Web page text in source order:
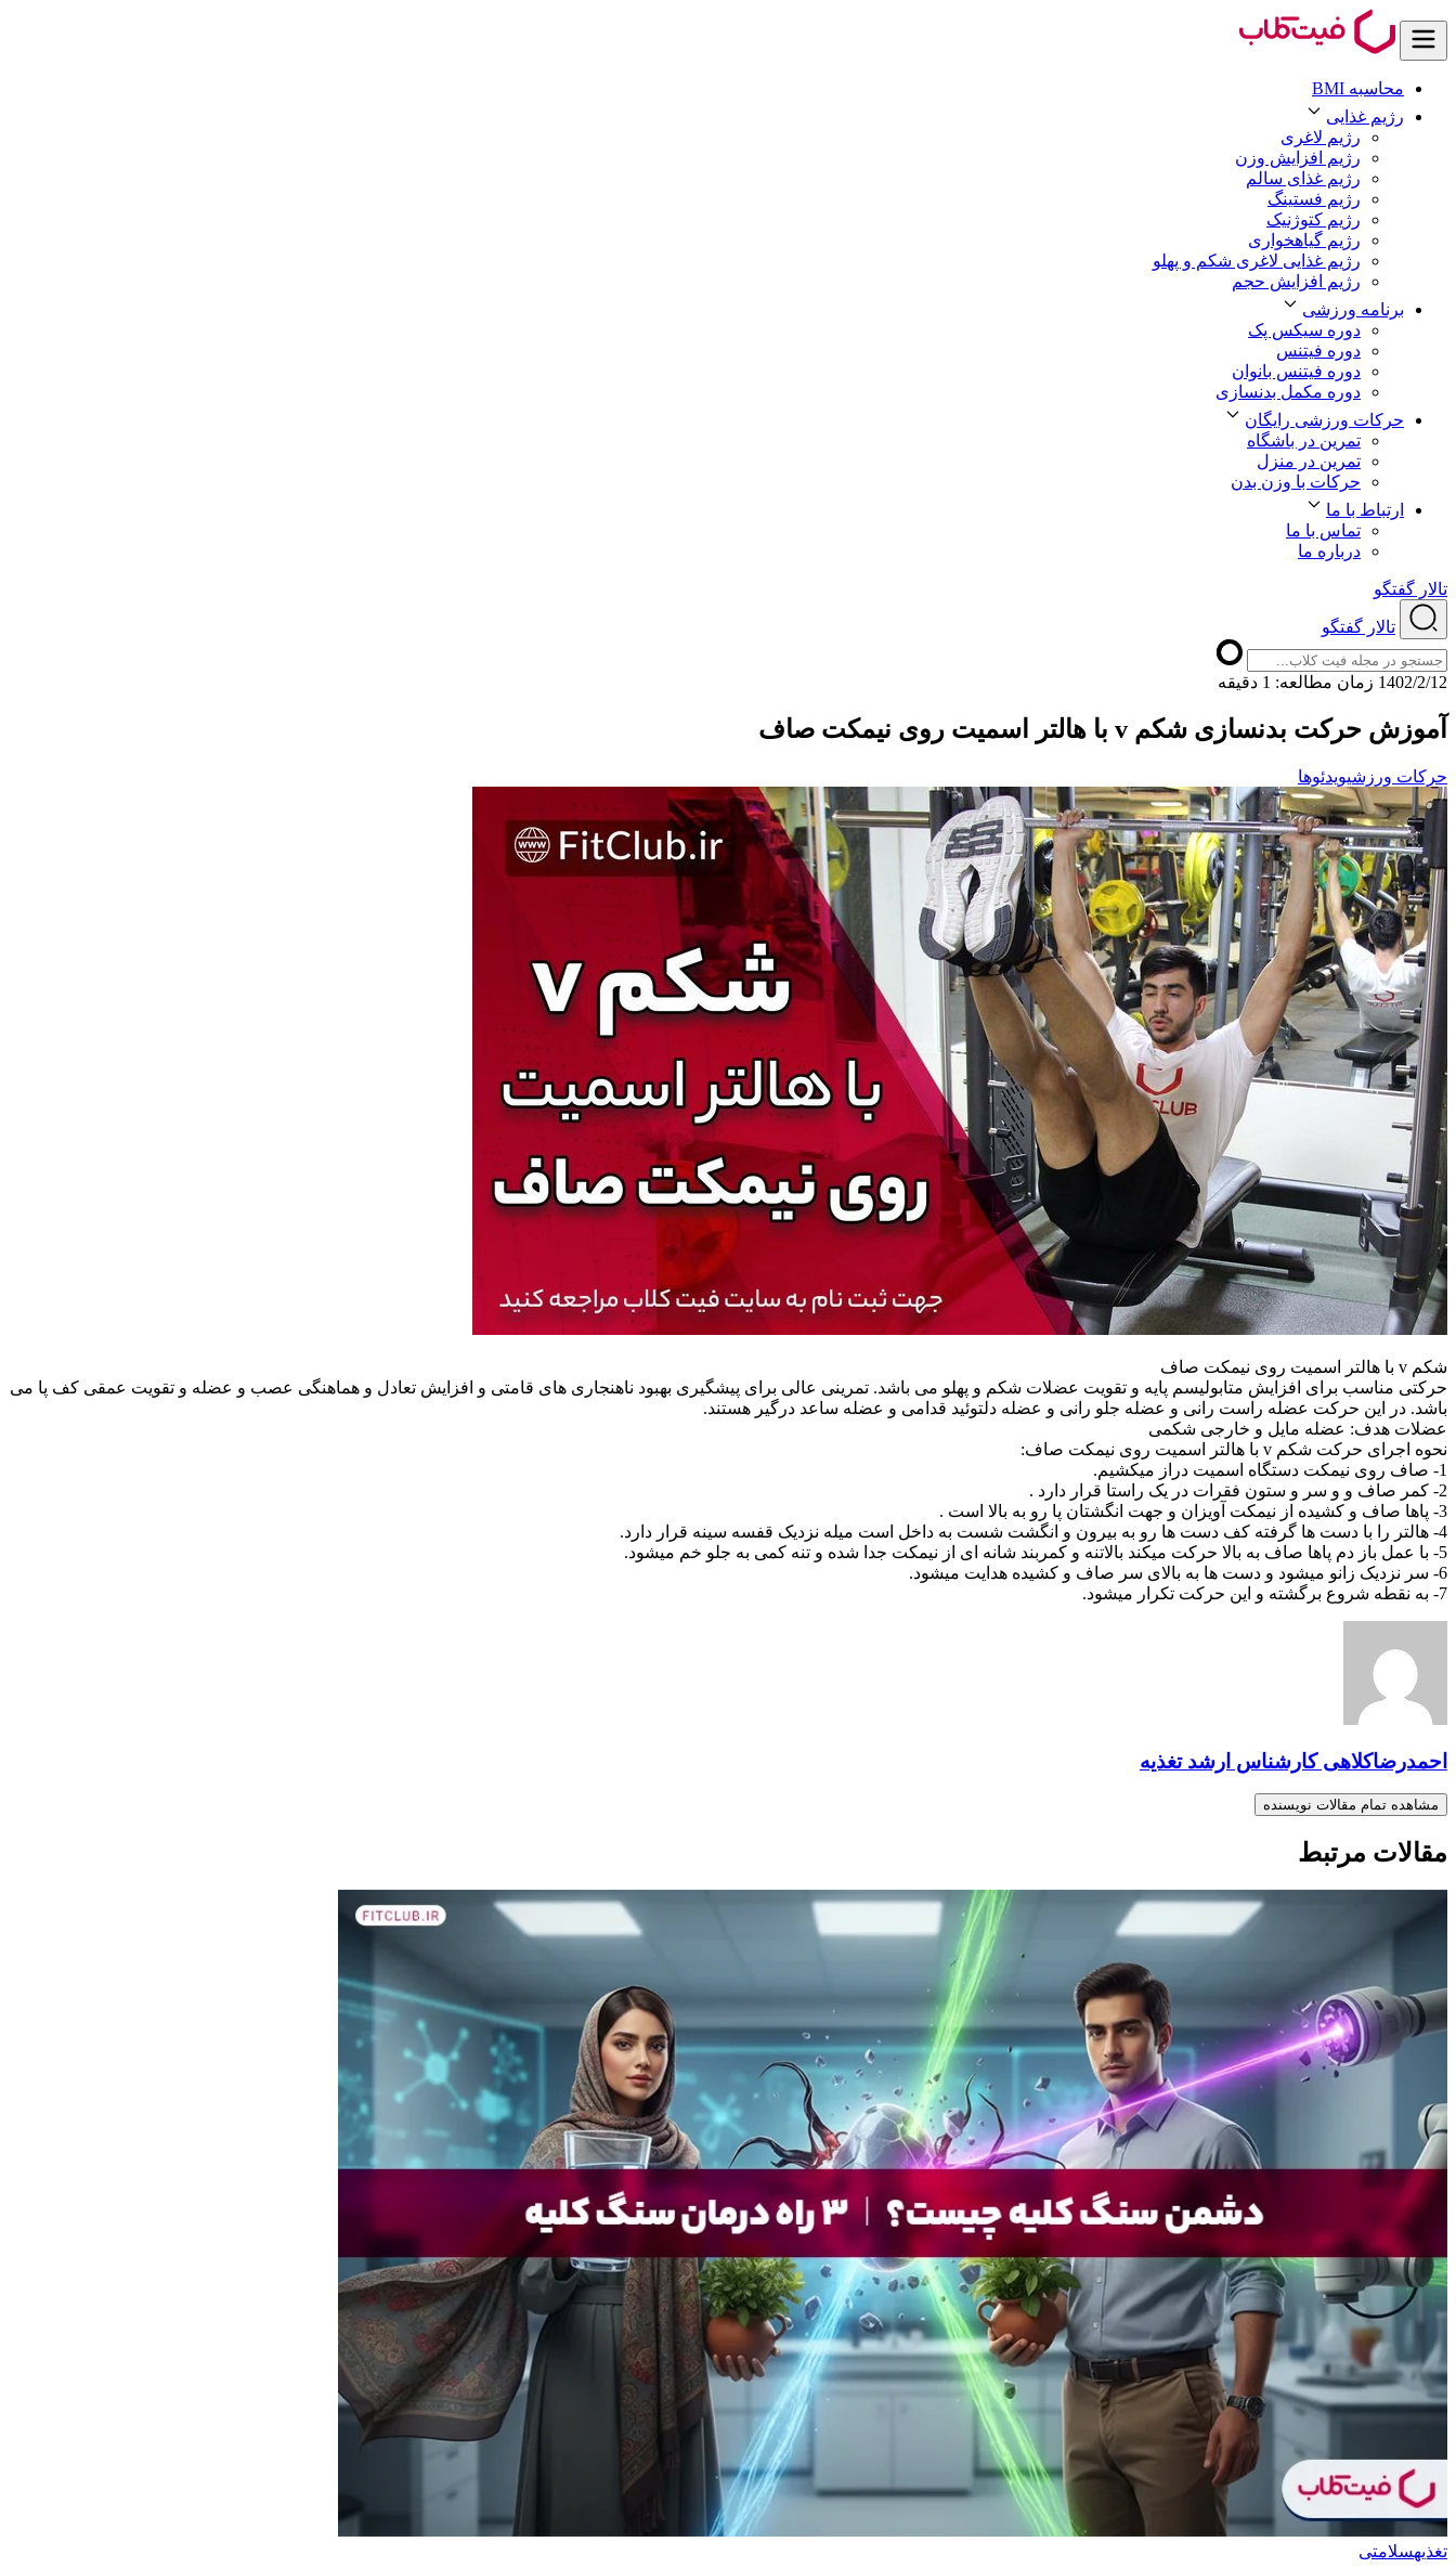
محاسبه BMI
رژیم غذایی
رژیم لاغری
رژیم افزایش وزن
رژیم غذای سالم
رژیم فستینگ
رژیم کتوژنیک
رژیم گیاهخواری
رژیم غذایی لاغری شکم و پهلو
رژیم افزایش حجم
برنامه ورزشی
دوره سیکس پک
دوره فیتنس
دوره فیتنس بانوان
دوره مکمل بدنسازی
حرکات ورزشی رایگان
تمرین در باشگاه
تمرین در منزل
حرکات با وزن بدن
ارتباط با ما
تماس با ما
درباره ما
تالار گفتگو
تالار گفتگو
1402/2/12 ﺯﻣﺎﻥ ﻣﻄﺎﻟﻌﻪ: 1 دقیقه
آموزش حرکت بدنسازی شکم v با هالتر اسمیت روی نیمکت صاف
حرکات ورزشیویدئوها
شکم v با هالتر اسمیت روی نیمکت صاف
حرکتی مناسب برای افزایش متابولیسم پایه و تقویت عضلات شکم و پهلو می باشد. تمرینی عالی برای پیشگیری بهبود ناهنجاری های قامتی و افزایش تعادل و هماهنگی عصب و عضله و تقویت عمقی کف پا می
باشد. در این حرکت عضله راست رانی و عضله جلو رانی و عضله دلتوئید قدامی و عضله ساعد درگیر هستند.
عضلات هدف: عضله مایل و خارجی شکمی
نحوه اجرای حرکت شکم v با هالتر اسمیت روی نیمکت صاف:
1- صاف روی نیمکت دستگاه اسمیت دراز میکشیم.
2- کمر صاف و و سر و ستون فقرات در یک راستا قرار دارد .
3- پاها صاف و کشیده از نیمکت آویزان و جهت انگشتان پا رو به بالا است .
4- هالتر را با دست ها گرفته کف دست ها رو به بیرون و انگشت شست به داخل است میله نزدیک قفسه سینه قرار دارد.
5- با عمل باز دم پاها صاف به بالا حرکت میکند بالاتنه و کمربند شانه ای از نیمکت جدا شده و تنه کمی به جلو خم میشود.
6- سر نزدیک زانو میشود و دست ها به بالای سر صاف و کشیده هدایت میشود.
7- به نقطه شروع برگشته و این حرکت تکرار میشود.
احمدرضاکلاهی کارشناس ارشد تغذیه
مشاهده تمام مقالات نویسنده
مقالات مرتبط
تغذیهسلامتی